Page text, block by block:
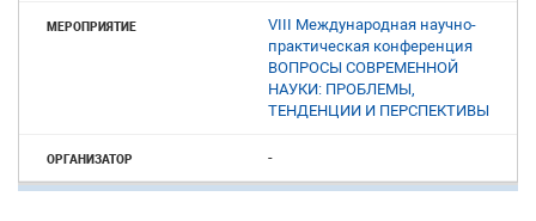
VIII Международная научно-
практическая конференция
ВОПРОСЫ СОВРЕМЕННОЙ
НАУКИ: ПРОБЛЕМЫ,
ТЕНДЕНЦИИ И ПЕРСПЕКТИВЫ
-